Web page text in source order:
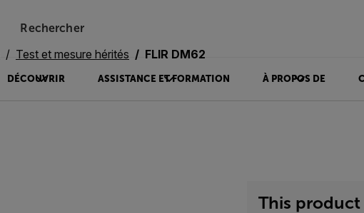
Rechercher
DÉCOUVRIR ASSISTANCE ET FORMATION À PROPOS DE
Test et mesure hérités FLIR DM62
This